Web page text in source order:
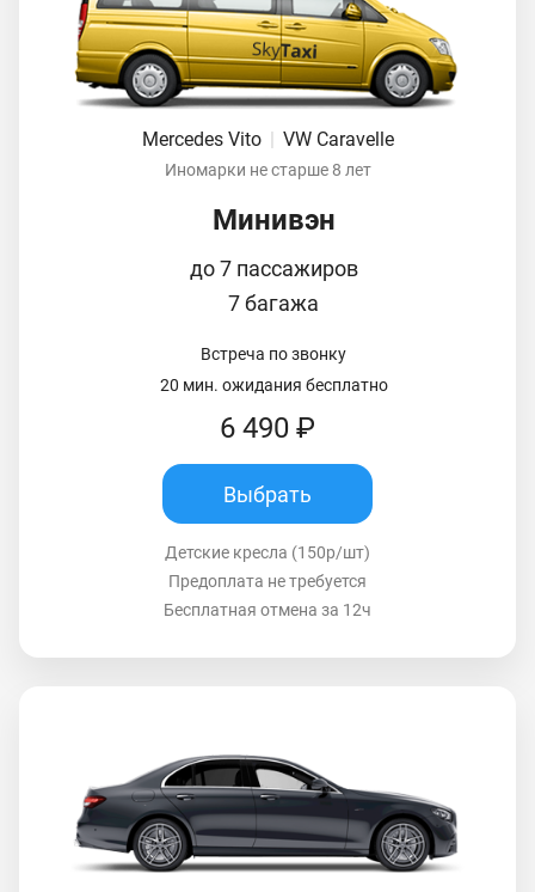
Mercedes Vito VW Caravelle
Иномарки не старше 8 лет
Минивэн
до 7 пассажиров
7 багажа
Встреча по звонку
20 мин. ожидания бесплатно
6 490 ₽
Выбрать
Детские кресла (150р/шт)
Предоплата не требуется
Бесплатная отмена за 12ч